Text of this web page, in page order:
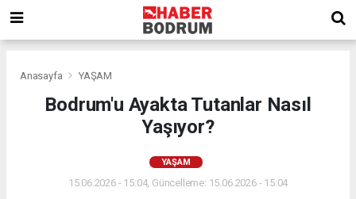
Anasayfa YAŞAM
Bodrum'u Ayakta Tutanlar Nasıl
Yaşıyor?
YAŞAM
15.06.2026 - 15:04, Güncelleme: 15.06.2026 - 15:04